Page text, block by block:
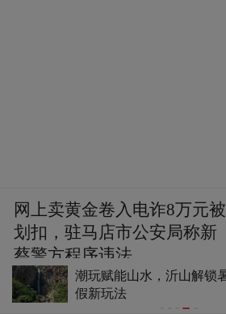
潮玩赋能山水，沂山解锁暑期度
假新玩法
网上卖黄金卷入电诈8万元被
划扣，驻马店市公安局称新
蔡警方程序违法